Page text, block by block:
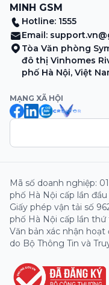
MINH GSM
Hotline: 1555
Email:
Tòa Văn phòng
đô thị Vinhomes
phố Hà Nội, Việt
MẠNG XÃ HỘI
Mã số doanh nghiệp:
phố Hà Nội cấp lần
Giấy phép vận tải số
phố Hà Nội cấp lần
Văn bản xác nhận hoạt
do Bộ Thông Tin và